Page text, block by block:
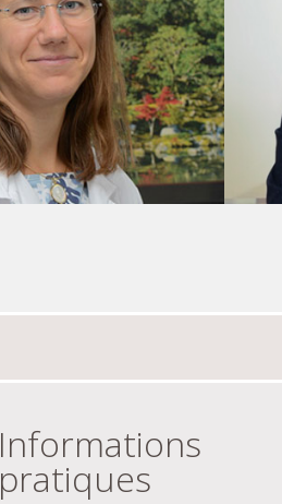
Informations
pratiques